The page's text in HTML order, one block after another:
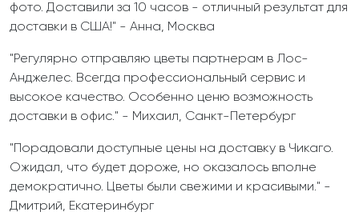
фото. Доставили за 10 часов - отличный результат для
доставки в США!" - Анна, Москва
"Регулярно отправляю цветы партнерам в Лос-
Анджелес. Всегда профессиональный сервис и
высокое качество. Особенно ценю возможность
доставки в офис." - Михаил, Санкт-Петербург
"Порадовали доступные цены на доставку в Чикаго.
Ожидал, что будет дороже, но оказалось вполне
демократично. Цветы были свежими и красивыми." -
Дмитрий, Екатеринбург